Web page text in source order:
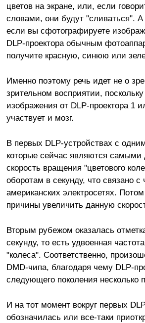
цветов на экране, или, если
словами, они будут "сливаться".
если вы сфотографируете
DLP-проектора обычным
получите красную, синюю или
Именно поэтому речь идет не о
зрительном восприятии,
изображения от DLP-проектора 1
участвует и мозг.
В первых DLP-устройствах с
которые сейчас являются
скорость вращения "цветового
оборотам в секунду, что связано с
американских электросетях.
причины увеличить данную
Вторым рубежом оказалась
секунду, то есть удвоенная
"колеса". Соответственно,
DMD-чипа, благодаря чему DLP-
следующего поколения несколько
И на тот момент вокруг первых
обозначилась или все-таки